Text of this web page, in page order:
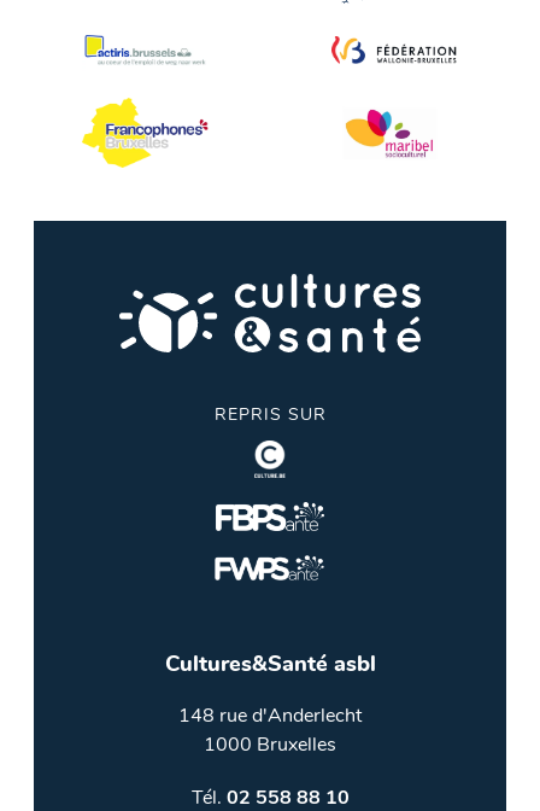
REPRIS SUR
Cultures&Santé asbl
148 rue d'Anderlecht
1000 Bruxelles
Tél. 02 558 88 10